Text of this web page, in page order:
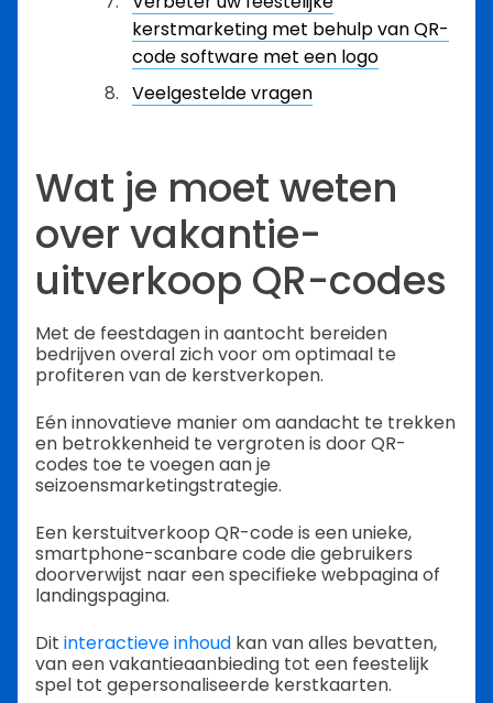
kerstmarketing met behulp van QR-
code software met een logo
Veelgestelde vragen
Wat je moet weten
over vakantie-
uitverkoop QR-codes
Met de feestdagen in aantocht bereiden
bedrijven overal zich voor om optimaal te
profiteren van de kerstverkopen.
Eén innovatieve manier om aandacht te trekken
en betrokkenheid te vergroten is door QR-
codes toe te voegen aan je
seizoensmarketingstrategie.
Een kerstuitverkoop QR-code is een unieke,
smartphone-scanbare code die gebruikers
doorverwijst naar een specifieke webpagina of
landingspagina.
Dit interactieve inhoud kan van alles bevatten,
van een vakantieaanbieding tot een feestelijk
spel tot gepersonaliseerde kerstkaarten.